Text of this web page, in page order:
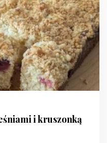
i kruszonką